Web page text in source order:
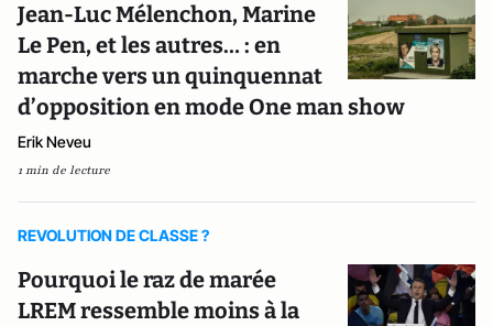
Jean-Luc Mélenchon, Marine
Le Pen, et les autres… : en
marche vers un quinquennat
d’opposition en mode One man show
Erik Neveu
1 min de lecture
REVOLUTION DE CLASSE ?
Pourquoi le raz de marée
LREM ressemble moins à la